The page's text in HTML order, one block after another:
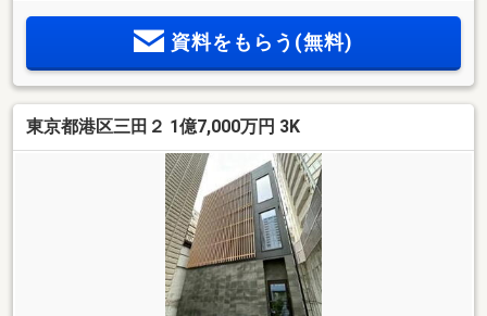
中（2026年8月竣工予定）・施工:イトーピアホーム・建物の意
匠図面と物件の地図は当社にて保管しております。・現在、
当該土地をお預かりし、この度、デベロッパー様（新たな売
主様）から新築の販売をご依頼頂きました。この物件や近隣
には熟知しておりますので、お気軽にお問合せください！
資料をもらう(無料)
東京都港区三田２ 1億7,000万円 3K